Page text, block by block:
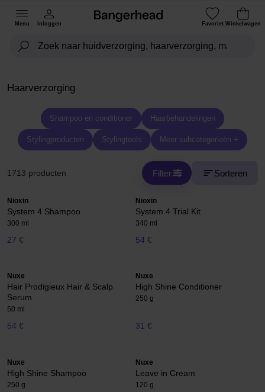
Menu Inloggen Favoriet Winkelwagen
Haarverzorging
Shampoo en conditioner Haarbehandelingen
Stylingproducten Stylingtools Meer subcategorieën +
1713 producten Filter Sorteren
Nioxin
System 4 Shampoo
300 ml
27 €
Nioxin
System 4 Trial Kit
340 ml
54 €
Nuxe
Hair Prodigieux Hair & Scalp
Serum
50 ml
54 €
Nuxe
High Shine Conditioner
250 g
31 €
Nuxe
High Shine Shampoo
250 g
Nuxe
Leave in Cream
120 g